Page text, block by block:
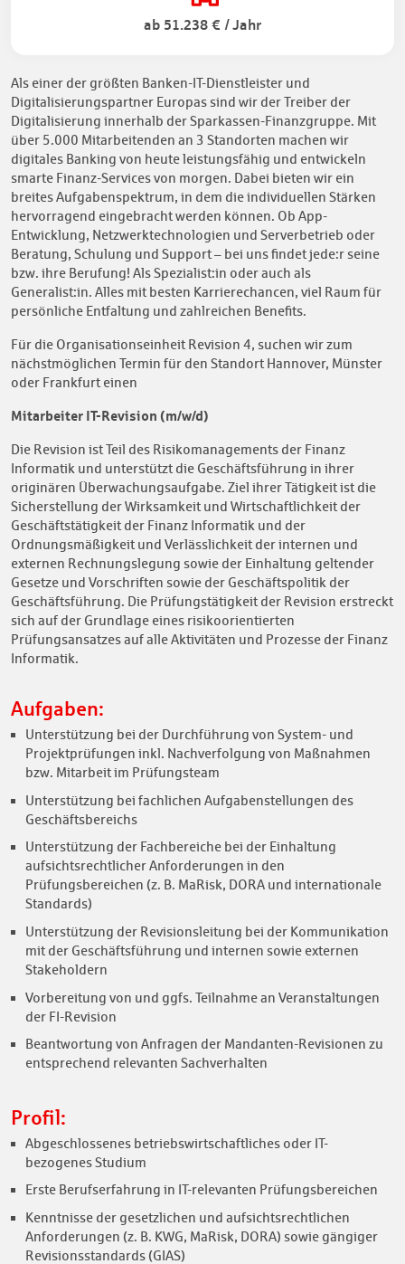
ab 51.238 € / Jahr
Als einer der größten Banken-IT-Dienstleister und
Digitalisierungspartner Europas sind wir der Treiber der
Digitalisierung innerhalb der Sparkassen-Finanzgruppe. Mit
über 5.000 Mitarbeitenden an 3 Standorten machen wir
digitales Banking von heute leistungsfähig und entwickeln
smarte Finanz-Services von morgen. Dabei bieten wir ein
breites Aufgabenspektrum, in dem die individuellen Stärken
hervorragend eingebracht werden können. Ob App-
Entwicklung, Netzwerktechnologien und Serverbetrieb oder
Beratung, Schulung und Support – bei uns findet jede:r seine
bzw. ihre Berufung! Als Spezialist:in oder auch als
Generalist:in. Alles mit besten Karrierechancen, viel Raum für
persönliche Entfaltung und zahlreichen Benefits.
Für die Organisationseinheit Revision 4, suchen wir zum
nächstmöglichen Termin für den Standort Hannover, Münster
oder Frankfurt einen
Mitarbeiter IT-Revision (m/w/d)
Die Revision ist Teil des Risikomanagements der Finanz
Informatik und unterstützt die Geschäftsführung in ihrer
originären Überwachungsaufgabe. Ziel ihrer Tätigkeit ist die
Sicherstellung der Wirksamkeit und Wirtschaftlichkeit der
Geschäftstätigkeit der Finanz Informatik und der
Ordnungsmäßigkeit und Verlässlichkeit der internen und
externen Rechnungslegung sowie der Einhaltung geltender
Gesetze und Vorschriften sowie der Geschäftspolitik der
Geschäftsführung. Die Prüfungstätigkeit der Revision erstreckt
sich auf der Grundlage eines risikoorientierten
Prüfungsansatzes auf alle Aktivitäten und Prozesse der Finanz
Informatik.
Aufgaben:
Unterstützung bei der Durchführung von System- und
Projektprüfungen inkl. Nachverfolgung von Maßnahmen
bzw. Mitarbeit im Prüfungsteam
Unterstützung bei fachlichen Aufgabenstellungen des
Geschäftsbereichs
Unterstützung der Fachbereiche bei der Einhaltung
aufsichtsrechtlicher Anforderungen in den
Prüfungsbereichen (z. B. MaRisk, DORA und internationale
Standards)
Unterstützung der Revisionsleitung bei der Kommunikation
mit der Geschäftsführung und internen sowie externen
Stakeholdern
Vorbereitung von und ggfs. Teilnahme an Veranstaltungen
der FI-Revision
Beantwortung von Anfragen der Mandanten-Revisionen zu
entsprechend relevanten Sachverhalten
Profil:
Abgeschlossenes betriebswirtschaftliches oder IT-
bezogenes Studium
Erste Berufserfahrung in IT-relevanten Prüfungsbereichen
Kenntnisse der gesetzlichen und aufsichtsrechtlichen
Anforderungen (z. B. KWG, MaRisk, DORA) sowie gängiger
Revisionsstandards (GIAS)